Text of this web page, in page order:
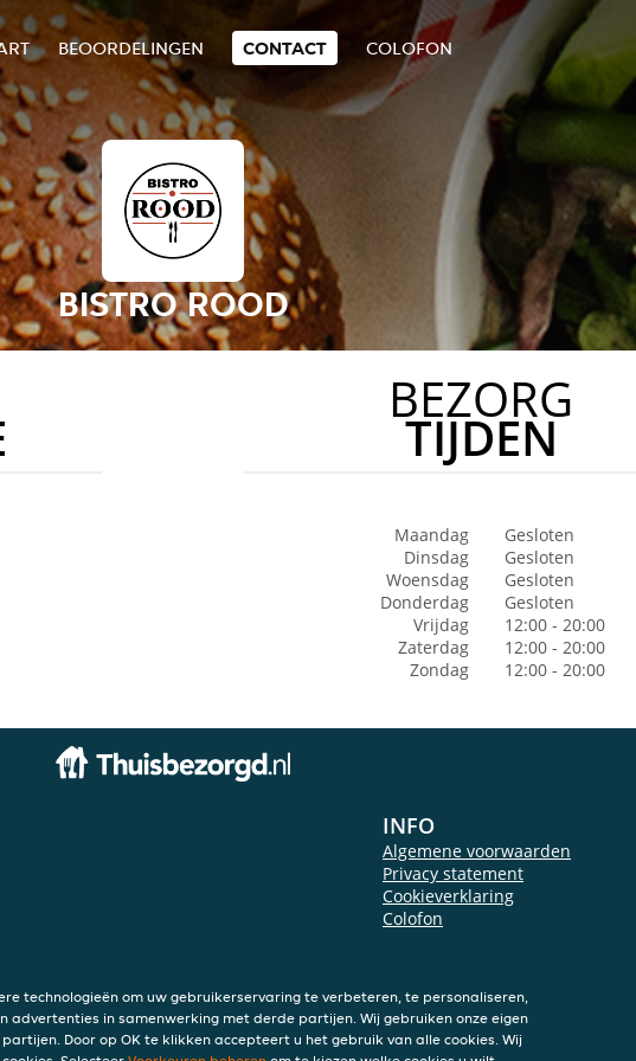
BEOORDELINGEN CONTACT COLOFON
BISTRO ROOD
BEZORG
TIJDEN
Maandag
Gesloten
Dinsdag
Gesloten
Woensdag
Gesloten
Donderdag
Gesloten
Vrijdag
12:00 - 20:00
Zaterdag
12:00 - 20:00
Zondag
12:00 - 20:00
INFO
Algemene voorwaarden
Privacy statement
Cookieverklaring
Colofon
technologieën om uw gebruikerservaring te verbeteren, te personaliseren,
advertenties in samenwerking met derde partijen. Wij gebruiken onze eigen
Door op OK te klikken accepteert u het gebruik van alle cookies. Wij